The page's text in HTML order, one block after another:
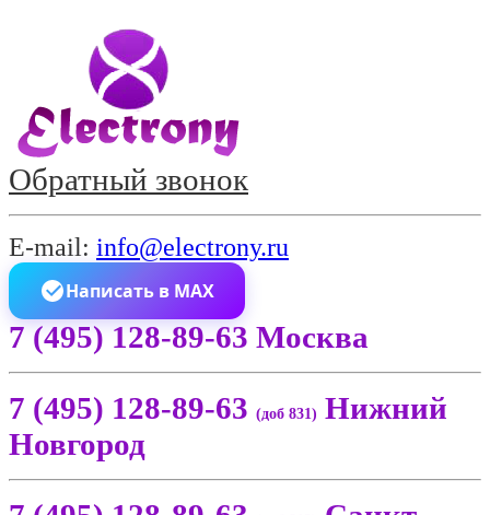
Обратный звонок
E-mail: info@electrony.ru
Написать в MAX
7 (495) 128-89-63 Москва
7 (495) 128-89-63 (доб 831) Нижний
Новгород